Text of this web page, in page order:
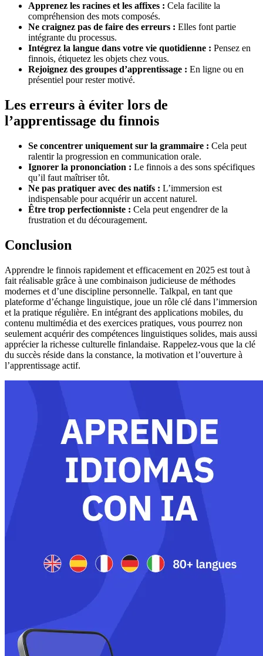
Apprenez les racines et les affixes : Cela facilite la
compréhension des mots composés.
Ne craignez pas de faire des erreurs : Elles font partie
intégrante du processus.
Intégrez la langue dans votre vie quotidienne : Pensez en
finnois, étiquetez les objets chez vous.
Rejoignez des groupes d’apprentissage : En ligne ou en
présentiel pour rester motivé.
Les erreurs à éviter lors de
l’apprentissage du finnois
Se concentrer uniquement sur la grammaire : Cela peut
ralentir la progression en communication orale.
Ignorer la prononciation : Le finnois a des sons spécifiques
qu’il faut maîtriser tôt.
Ne pas pratiquer avec des natifs : L’immersion est
indispensable pour acquérir un accent naturel.
Être trop perfectionniste : Cela peut engendrer de la
frustration et du découragement.
Conclusion
Apprendre le finnois rapidement et efficacement en 2025 est tout à
fait réalisable grâce à une combinaison judicieuse de méthodes
modernes et d’une discipline personnelle. Talkpal, en tant que
plateforme d’échange linguistique, joue un rôle clé dans l’immersion
et la pratique régulière. En intégrant des applications mobiles, du
contenu multimédia et des exercices pratiques, vous pourrez non
seulement acquérir des compétences linguistiques solides, mais aussi
apprécier la richesse culturelle finlandaise. Rappelez-vous que la clé
du succès réside dans la constance, la motivation et l’ouverture à
l’apprentissage actif.